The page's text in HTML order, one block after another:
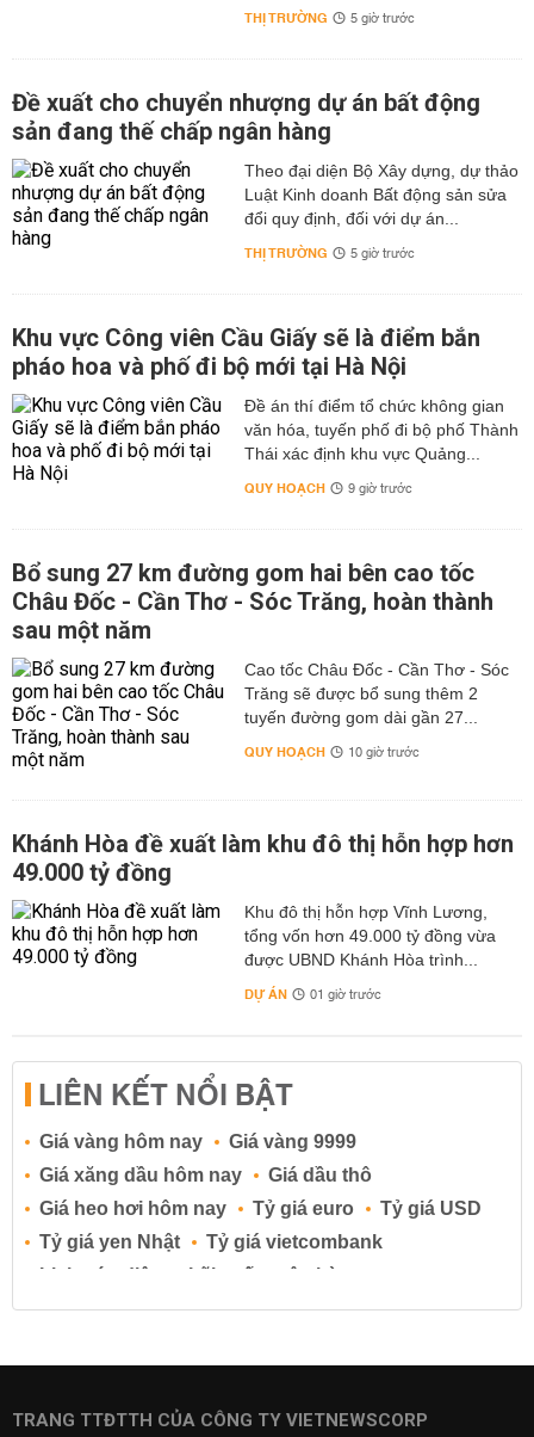
THỊ TRƯỜNG 5 giờ trước
Đề xuất cho chuyển nhượng dự án bất động
sản đang thế chấp ngân hàng
Theo đại diện Bộ Xây dựng, dự thảo
Luật Kinh doanh Bất động sản sửa
đổi quy định, đối với dự án...
THỊ TRƯỜNG 5 giờ trước
Khu vực Công viên Cầu Giấy sẽ là điểm bắn
pháo hoa và phố đi bộ mới tại Hà Nội
Đề án thí điểm tổ chức không gian
văn hóa, tuyến phố đi bộ phố Thành
Thái xác định khu vực Quảng...
QUY HOẠCH 9 giờ trước
Bổ sung 27 km đường gom hai bên cao tốc
Châu Đốc - Cần Thơ - Sóc Trăng, hoàn thành
sau một năm
Cao tốc Châu Đốc - Cần Thơ - Sóc
Trăng sẽ được bổ sung thêm 2
tuyến đường gom dài gần 27...
QUY HOẠCH 10 giờ trước
Khánh Hòa đề xuất làm khu đô thị hỗn hợp hơn
49.000 tỷ đồng
Khu đô thị hỗn hợp Vĩnh Lương,
tổng vốn hơn 49.000 tỷ đồng vừa
được UBND Khánh Hòa trình...
DỰ ÁN 01 giờ trước
LIÊN KẾT NỔI BẬT
Giá vàng hôm nay
Giá vàng 9999
Giá xăng dầu hôm nay
Giá dầu thô
Giá heo hơi hôm nay
Tỷ giá euro
Tỷ giá USD
Tỷ giá yen Nhật
Tỷ giá vietcombank
Lịch cúp điện
Lãi suất ngân hàng
Lãi suất tiết kiệm
Lãi suất tiền gửi
Lãi suất ngân hàng BIDV
TRANG TTĐTTH CỦA CÔNG TY VIETNEWSCORP